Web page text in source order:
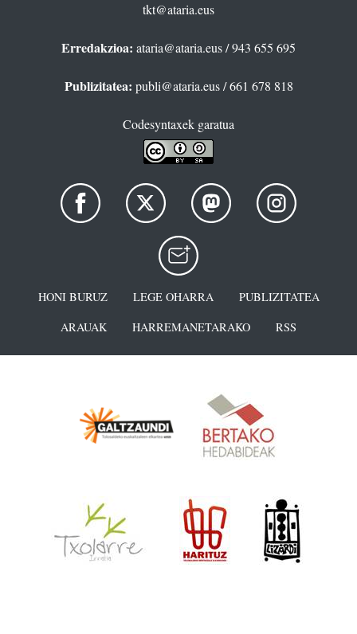
tkt@ataria.eus
Erredakzioa: ataria@ataria.eus/ 943 655 695
Publizitatea: publi@ataria.eus/ 661 678 818
Codesyntaxek garatua
HONI BURUZ LEGE OHARRA
PUBLIZITATEA
ARAUAK
HARREMANETARAKO RSS